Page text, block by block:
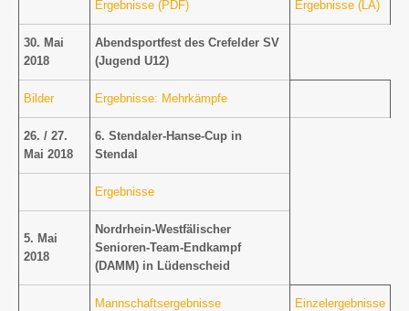
Ergebnisse (PDF) Ergebnisse (LA)
30. Mai
2018
Abendsportfest des Crefelder SV
(Jugend U12)
Bilder Ergebnisse: Mehrkämpfe
26. / 27.
Mai 2018
6. Stendaler-Hanse-Cup in
Stendal
Ergebnisse
5. Mai
2018
Nordrhein-Westfälischer
Senioren-Team-Endkampf
(DAMM) in Lüdenscheid
Mannschaftsergebnisse Einzelergebnisse